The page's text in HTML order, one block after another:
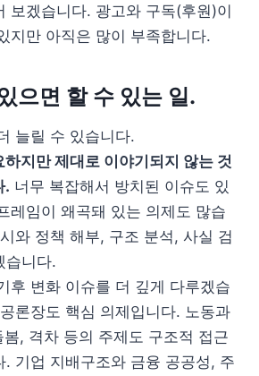
보겠습니다. 광고와 구독(후원)이
지만 아직은 많이 부족합니다.
으면 할 수 있는 일.
늘릴 수 있습니다.
지만 제대로 이야기되지 않는 것
. 너무 복잡해서 방치된 이슈도 있
레임이 왜곡돼 있는 의제도 많습
와 정책 해부, 구조 분석, 사실 검
습니다.
후 변화 이슈를 더 깊게 다루겠습
론장도 핵심 의제입니다. 노동과
, 격차 등의 주제도 구조적 접근
. 기업 지배구조와 금융 공공성, 주